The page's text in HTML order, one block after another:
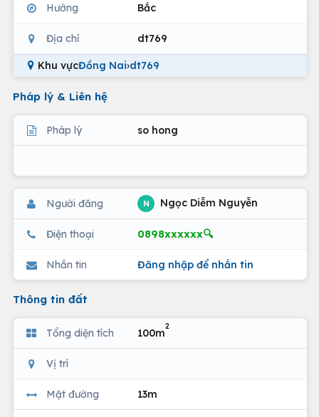
Hướng Bắc
Địa chỉ dt769
Khu vựcĐồng Nai›dt769
Pháp lý & Liên hệ
Pháp lý so hong
Người đăng N Ngọc Diễm Nguyễn
Điện thoại 0898xxxxxx🔍
Nhắn tin Đăng nhập để nhắn tin
Thông tin đất
Tổng diện tích 100m
2
Vị trí
Mặt đường 13m